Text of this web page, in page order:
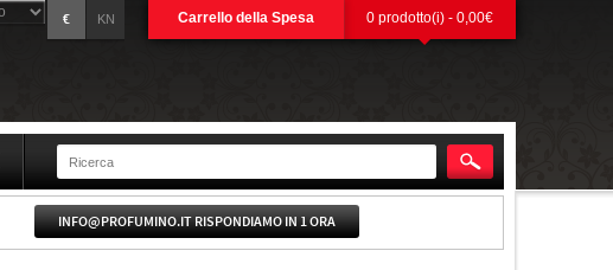
€ KN Carrello della Spesa 0 prodotto(i) - 0,00€
INFO@PROFUMINO.IT RISPONDIAMO IN 1 ORA